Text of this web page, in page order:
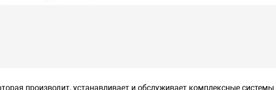
производит, устанавливает и обслуживает комплексные